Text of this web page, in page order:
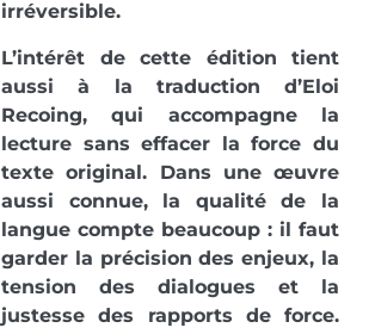
irréversible.
L’intérêt de cette édition tient
aussi à la traduction d’Eloi
Recoing, qui accompagne la
lecture sans effacer la force du
texte original. Dans une œuvre
aussi connue, la qualité de la
langue compte beaucoup : il faut
garder la précision des enjeux, la
tension des dialogues et la
justesse des rapports de force.